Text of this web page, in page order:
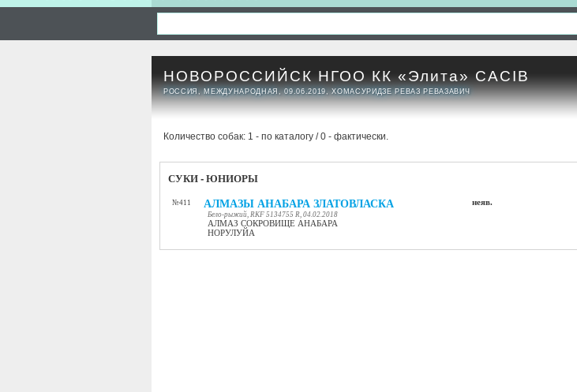
НОВОРОССИЙСК НГОО КК «Элита» CACIB
РОССИЯ, МЕЖДУНАРОДНАЯ, 09.06.2019, ХОМАСУРИДЗЕ РЕВАЗ РЕВАЗАВИЧ
Количество собак: 1 - по каталогу / 0 - фактически.
СУКИ - ЮНИОРЫ
№411 АЛМАЗЫ АНАБАРА ЗЛАТОВЛАСКА
Бело-рыжий, RKF 5134755 R, 04.02.2018
АЛМАЗ СОКРОВИЩЕ АНАБАРА
НОРУЛУЙА
неяв.